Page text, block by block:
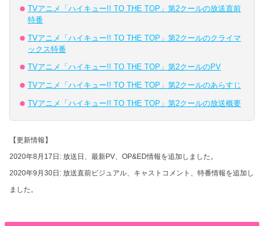
TVアニメ「ハイキュー!! TO THE TOP」第2クールの放送直前
特番
TVアニメ「ハイキュー!! TO THE TOP」第2クールのクライマ
ックス特番
TVアニメ「ハイキュー!! TO THE TOP」第2クールのPV
TVアニメ「ハイキュー!! TO THE TOP」第2クールのあらすじ
TVアニメ「ハイキュー!! TO THE TOP」第2クールの放送概要
【更新情報】
2020年8月17日: 放送日、最新PV、OP&ED情報を追加しました。
2020年9月30日: 放送直前ビジュアル、キャストコメント、特番情報を追加し
ました。